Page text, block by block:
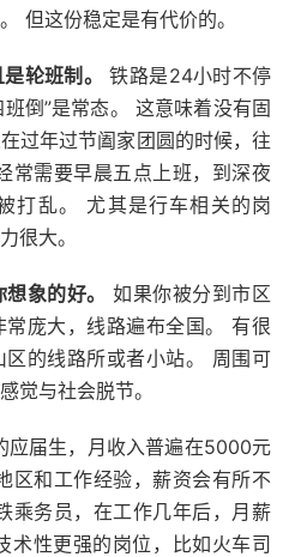
但这份稳定是有代价的。
轮班制。
铁路是24小时不停
倒”是常态。 这意味着没有固
过年过节阖家团圆的时候，往
常需要早晨五点上班，到深夜
打乱。 尤其是行车相关的岗
很大。
象的好。
如果你被分到市区
庞大，线路遍布全国。 有很
的线路所或者小站。 周围可
觉与社会脱节。
应届生，月收入普遍在5000元
区和工作经验，薪资会有所不
乘务员，在工作几年后，月薪
性更强的岗位，比如火车司